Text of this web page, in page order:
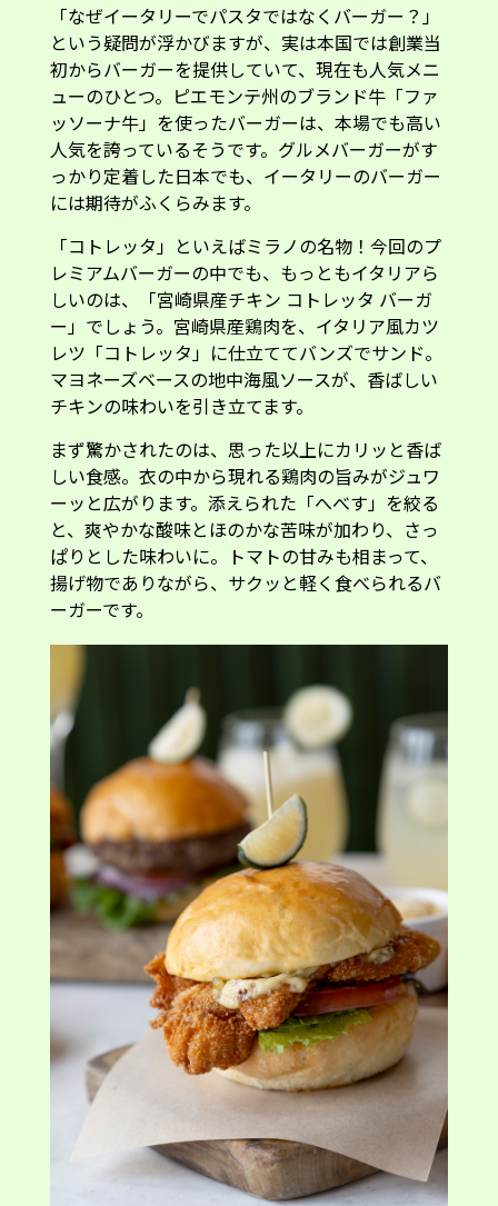
「なぜイータリーでパスタではなくバーガー？」
という疑問が浮かびますが、実は本国では創業当
初からバーガーを提供していて、現在も人気メニ
ューのひとつ。ピエモンテ州のブランド牛「ファ
ッソーナ牛」を使ったバーガーは、本場でも高い
人気を誇っているそうです。グルメバーガーがす
っかり定着した日本でも、イータリーのバーガー
には期待がふくらみます。
「コトレッタ」といえばミラノの名物！今回のプ
レミアムバーガーの中でも、もっともイタリアら
しいのは、「宮崎県産チキン コトレッタ バーガ
ー」でしょう。宮崎県産鶏肉を、イタリア風カツ
レツ「コトレッタ」に仕立ててバンズでサンド。
マヨネーズベースの地中海風ソースが、香ばしい
チキンの味わいを引き立てます。
まず驚かされたのは、思った以上にカリッと香ば
しい食感。衣の中から現れる鶏肉の旨みがジュワ
ーッと広がります。添えられた「へべす」を絞る
と、爽やかな酸味とほのかな苦味が加わり、さっ
ぱりとした味わいに。トマトの甘みも相まって、
揚げ物でありながら、サクッと軽く食べられるバ
ーガーです。